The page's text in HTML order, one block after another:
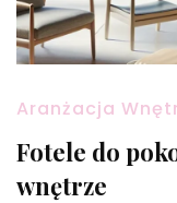
Aranżacja
Fotele do
wnętrze